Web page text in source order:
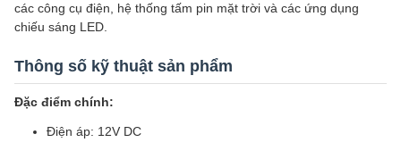
các công cụ điện, hệ thống tấm pin mặt trời và các ứng dụng
chiếu sáng LED.
Thông số kỹ thuật sản phẩm
Đặc điểm chính:
Điện áp: 12V DC